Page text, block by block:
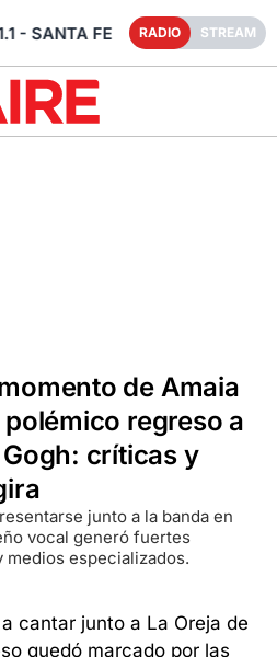
- SANTA FE RADIO STREAM
de Amaia
regreso a
Gogh: críticas y
junto a la banda en
vocal generó fuertes
especializados.